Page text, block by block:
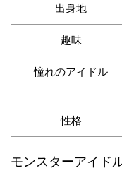
出身地
趣味
憧れのアイドル
性格
モンスターアイド